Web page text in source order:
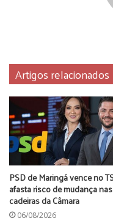
Artigos relacionados
PSD de Maringá vence no
afasta risco de mudança nas
cadeiras da Câmara
06/08/2026